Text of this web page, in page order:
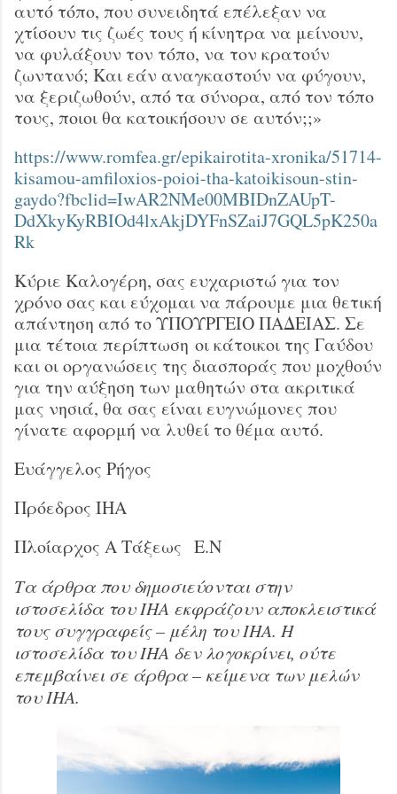
αυτό τόπο, που συνειδητά επέλεξαν να
χτίσουν τις ζωές τους ή κίνητρα να μείνουν,
να φυλάξουν τον τόπο, να τον κρατούν
ζωντανό; Και εάν αναγκαστούν να φύγουν,
να ξεριζωθούν, από τα σύνορα, από τον τόπο
τους, ποιοι θα κατοικήσουν σε αυτόν;;»
https://www.romfea.gr/epikairotita-xronika/51714-
kisamou-amfiloxios-poioi-tha-katoikisoun-stin-
gaydo?fbclid=IwAR2NMe00MBIDnZAUpT-
DdXkyKyRBIOd4lxAkjDYFnSZaiJ7GQL5pK250a
Rk
Κύριε Καλογέρη, σας ευχαριστώ για τον
χρόνο σας και εύχομαι να πάρουμε μια θετική
απάντηση από το ΥΠΟΥΡΓΕΙΟ ΠΑΔΕΙΑΣ. Σε
μια τέτοια περίπτωση οι κάτοικοι της Γαύδου
και οι οργανώσεις της διασποράς που μοχθούν
για την αύξηση των μαθητών στα ακριτικά
μας νησιά, θα σας είναι ευγνώμονες που
γίνατε αφορμή να λυθεί το θέμα αυτό.
Ευάγγελος Ρήγος
Πρόεδρος ΙΗΑ
Πλοίαρχος Α Τάξεως Ε.Ν
Τα άρθρα που δημοσιεύονται στην
ιστοσελίδα του ΙΗΑ εκφράζουν αποκλειστικά
τους συγγραφείς – μέλη του ΙΗΑ. Η
ιστοσελίδα του ΙΗΑ δεν λογοκρίνει, ούτε
επεμβαίνει σε άρθρα – κείμενα των μελών
του ΙΗΑ.